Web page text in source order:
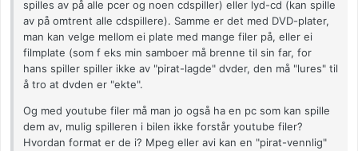
spilles av på alle pcer og noen cdspiller) eller lyd-cd (kan spille
av på omtrent alle cdspillere). Samme er det med DVD-plater,
man kan velge mellom ei plate med mange filer på, eller ei
filmplate (som f eks min samboer må brenne til sin far, for
hans spiller spiller ikke av "pirat-lagde" dvder, den må "lures" til
å tro at dvden er "ekte".
Og med youtube filer må man jo også ha en pc som kan spille
dem av, mulig spilleren i bilen ikke forstår youtube filer?
Hvordan format er de i? Mpeg eller avi kan en "pirat-vennlig"